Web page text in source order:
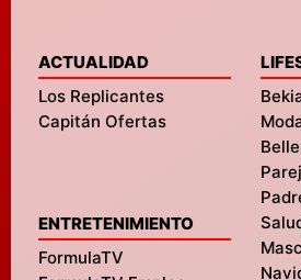
ACTUALIDAD
Los Replicantes
Capitán Ofertas
ENTRETENIMIENTO
FormulaTV